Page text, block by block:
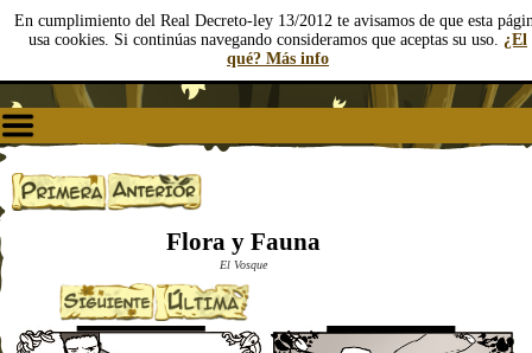
En cumplimiento del Real Decreto-ley 13/2012 te avisamos de que esta
usa cookies. Si continúas navegando consideramos que aceptas su uso. ¿El
qué? Más info
Flora y Fauna
El Vosque